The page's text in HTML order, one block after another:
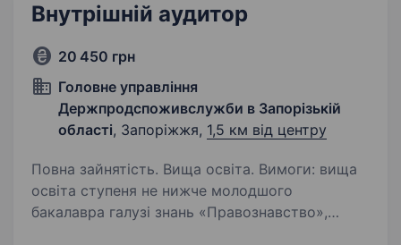
Внутрішній аудитор
20 450 грн
Головне управління
Держпродспоживслужби в Запорізькій
області, Запоріжжя, 1,5 км від центру
Повна зайнятість. Вища освіта. Вимоги: вища
освіта ступеня не нижче молодшого
бакалавра галузі знань «Правознавство»,